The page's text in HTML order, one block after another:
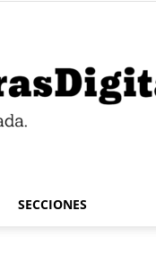
SECCIONES